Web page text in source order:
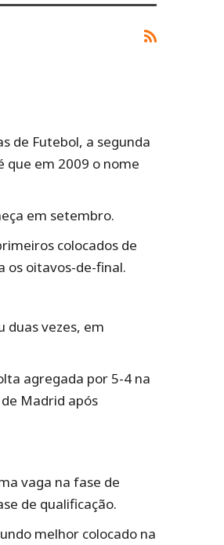
de Futebol, a segunda
que em 2009 o nome
em setembro.
colocados de
os oitavos-de-final.
duas vezes, em
agregada por 5-4 na
Madrid após
vaga na fase de
de qualificação.
melhor colocado na